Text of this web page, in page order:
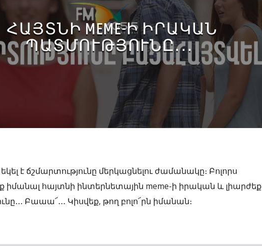
ՀԱՅՏՆԻ MEME-Ի ԻՐԱԿԱՆ
ՊԱՏՄՈՒԹՅՈՒՆԸ․․․
է ճշմարտությունը մերկացնելու ժամանակը։ Բոլորս
իմանալ հայտնի ինտերնետային meme-ի իրական և լիարժեք
Բաաա՜․․․ Կիսվեք, թող բոլո՜րն իմանան։